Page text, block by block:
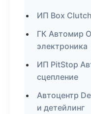
ИП Box
ГК Автомир
электроника
ИП PitStop
сцепление
Автоцентр
и детейлинг